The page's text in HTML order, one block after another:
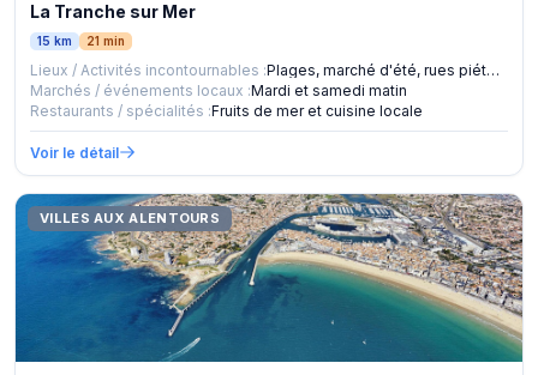
La Tranche sur Mer
15 km 21 min
Lieux / Activités incontournables :
Plages, marché d'été, rues piétonnes de la station balnéaire
Marchés / événements locaux :Mardi et samedi matin
Restaurants / spécialités :Fruits de mer et cuisine locale
Voir le détail
VILLES AUX ALENTOURS